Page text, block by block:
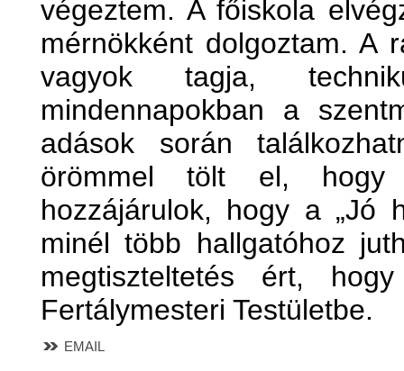
végeztem. A főiskola
mérnökként dolgoztam. A
vagyok tagja,
mindennapokban a
adások során
örömmel tölt el,
hozzájárulok, hogy a „Jó
minél több hallgatóhoz
megtiszteltetés ért,
Fertálymesteri Testületbe.
EMAIL